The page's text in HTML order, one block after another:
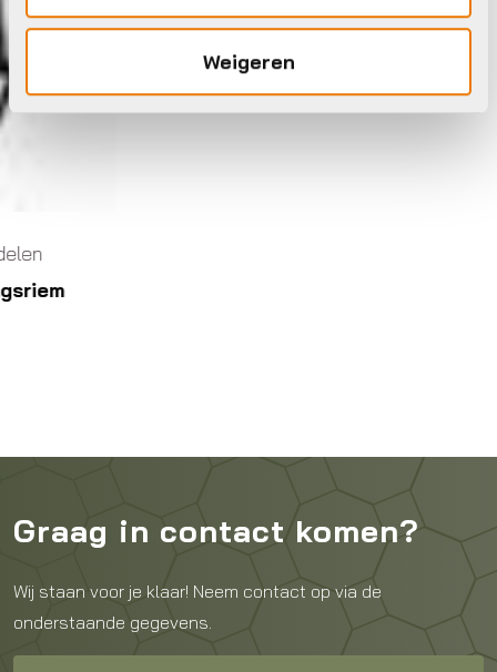
Weigeren
Graag in contact komen?
Wij staan voor je klaar! Neem contact op via de
onderstaande gegevens.